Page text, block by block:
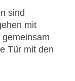
sind
mit
Tür mit den